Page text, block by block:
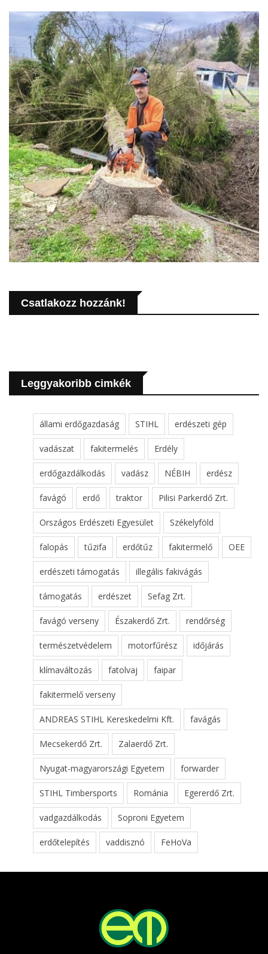
Csatlakozz hozzánk!
Leggyakoribb cimkék
állami erdőgazdaság STIHL erdészeti gép
vadászat fakitermelés Erdély
erdőgazdálkodás vadász NÉBIH erdész
favágó erdő traktor Pilisi Parkerdő Zrt.
Országos Erdészeti Egyesület Székelyföld
falopás tűzifa erdőtűz fakitermelő OEE
erdészeti támogatás illegális fakivágás
támogatás erdészet Sefag Zrt.
favágó verseny Északerdő Zrt. rendőrség
természetvédelem motorfűrész időjárás
klímaváltozás fatolvaj faipar
fakitermelő verseny
ANDREAS STIHL Kereskedelmi Kft. favágás
Mecsekerdő Zrt. Zalaerdő Zrt.
Nyugat-magyarországi Egyetem forwarder
STIHL Timbersports Románia Egererdő Zrt.
vadgazdálkodás Soproni Egyetem
erdőtelepítés vaddisznó FeHoVa